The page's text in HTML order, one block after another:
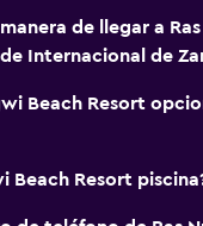
o guardería
de llegar a
Internacional de
Beach Resort
Beach Resort